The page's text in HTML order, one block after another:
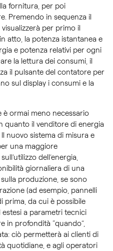
fornitura, per poi
Premendo in sequenza il
per primo il
atto, la potenza istantanea e
e potenza relativi per ogni
la lettura dei consumi, il
il pulsante del contatore per
sul display i consumi e la
è ormai meno necessario
quanto il venditore di energia
nuovo sistema di misura e
una maggiore
dell’energia,
giornaliera di una
produzione, se sono
(ad esempio, pannelli
prima, da cui è possibile
a parametri tecnici
in profondità “quando”,
ciò permetterà ai clienti di
quotidiane, e agli operatori